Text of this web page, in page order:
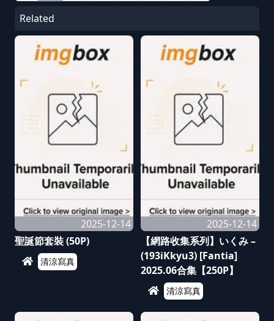
Related
2025-12-14
聖誕節套裝 (50P)
清涼寫真
2025-12-14
【網路收集系列】いくみ –
(193iKkyu3) [Fantia]
2025.06合集【250P】
清涼寫真